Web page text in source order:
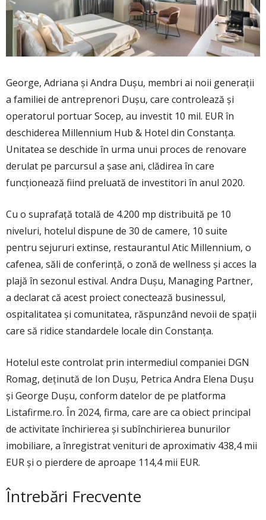
George, Adriana şi Andra Duşu, membri ai noii generaţii
a familiei de antreprenori Duşu, care controlează şi
operatorul portuar Socep, au investit 10 mil. EUR în
deschiderea Millennium Hub & Hotel din Constanţa.
Unitatea se deschide în urma unui proces de renovare
derulat pe parcursul a şase ani, clădirea în care
funcţionează fiind preluată de investitori în anul 2020.
Cu o suprafaţă totală de 4.200 mp distribuită pe 10
niveluri, hotelul dispune de 30 de camere, 10 suite
pentru sejururi extinse, restaurantul Atic Millennium, o
cafenea, săli de conferinţă, o zonă de wellness şi acces la
plajă în sezonul estival. Andra Duşu, Managing Partner,
a declarat că acest proiect conectează businessul,
ospitalitatea şi comunitatea, răspunzând nevoii de spaţii
care să ridice standardele locale din Constanţa.
Hotelul este controlat prin intermediul companiei DGN
Romag, deţinută de Ion Duşu, Petrica Andra Elena Duşu
şi George Duşu, conform datelor de pe platforma
Listafirme.ro. În 2024, firma, care are ca obiect principal
de activitate închirierea şi subînchirierea bunurilor
imobiliare, a înregistrat venituri de aproximativ 438,4 mii
EUR şi o pierdere de aproape 114,4 mii EUR.
Întrebări Frecvente